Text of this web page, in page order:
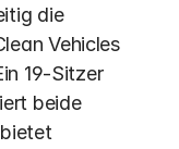
die
Vehicles
19-Sitzer
beide